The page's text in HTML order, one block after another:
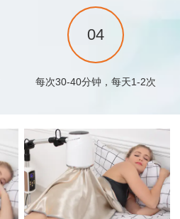
每次30-40分钟，每天1-2次